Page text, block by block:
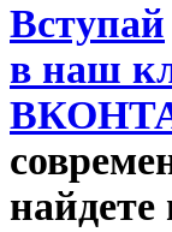
Вступай
в наш
найдете